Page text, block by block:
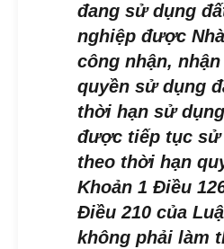
đang sử dụng
nghiệp được
công nhận,
quyền sử dụng
thời hạn sử
được tiếp tục sử
theo thời hạn
Khoản 1 Điều
Điều 210 của
không phải làm